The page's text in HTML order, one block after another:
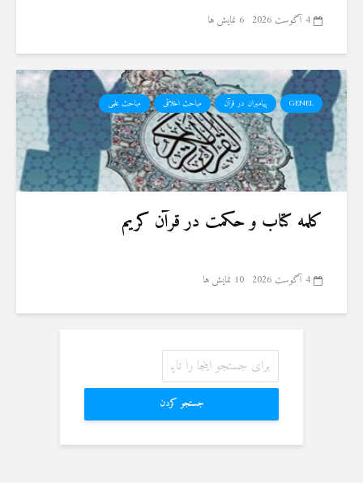
4 آگوست 2026 6 نمایش ها
GENEL پیامبران در قرآن مباحث اخلاقی مباحث علمی
کلمه کتاب و حکمت در قرآن کریم
4 آگوست 2026 10 نمایش ها
جستجو کردن